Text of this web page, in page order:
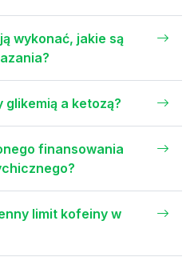
wykonać, jakie są
a ketozą?
finansowania
limit kofeiny w